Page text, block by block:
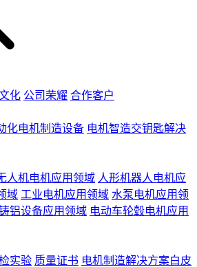
化 公司荣耀 合作客户
化电机制造设备 电机智造交钥匙解决
人机电机应用领域 人形机器人电机应
域 工业电机应用领域 水泵电机应用领
铝设备应用领域 电动车轮毂电机应用
实验 质量证书 电机制造解决方案白皮